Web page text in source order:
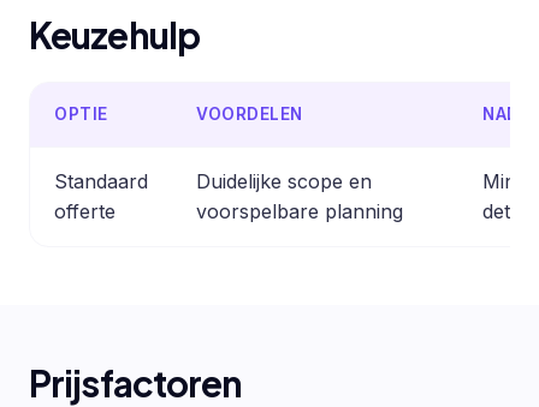
Keuzehulp
OPTIE VOORDELEN
Standaard
offerte
Duidelijke scope en
voorspelbare planning
Prijsfactoren